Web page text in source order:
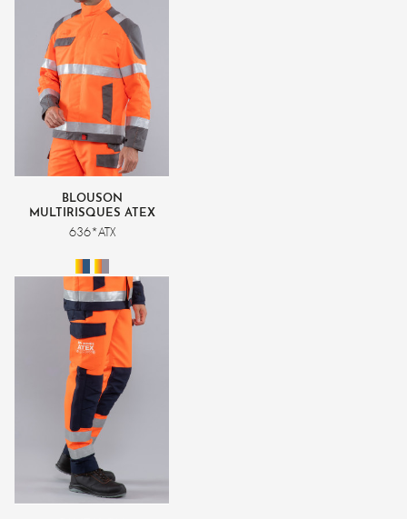
MULTIRISQUES
DÉCOUVREZ L’UNIVERS
MULTIRISQUES
DÉCOUVRIR
INTEMPÉRIES
DÉCOUVREZ L’UNIVERS
BLOUSON
MULTIRISQUES ATEX
PLUS HV ORANGE FLUO
636*ATX